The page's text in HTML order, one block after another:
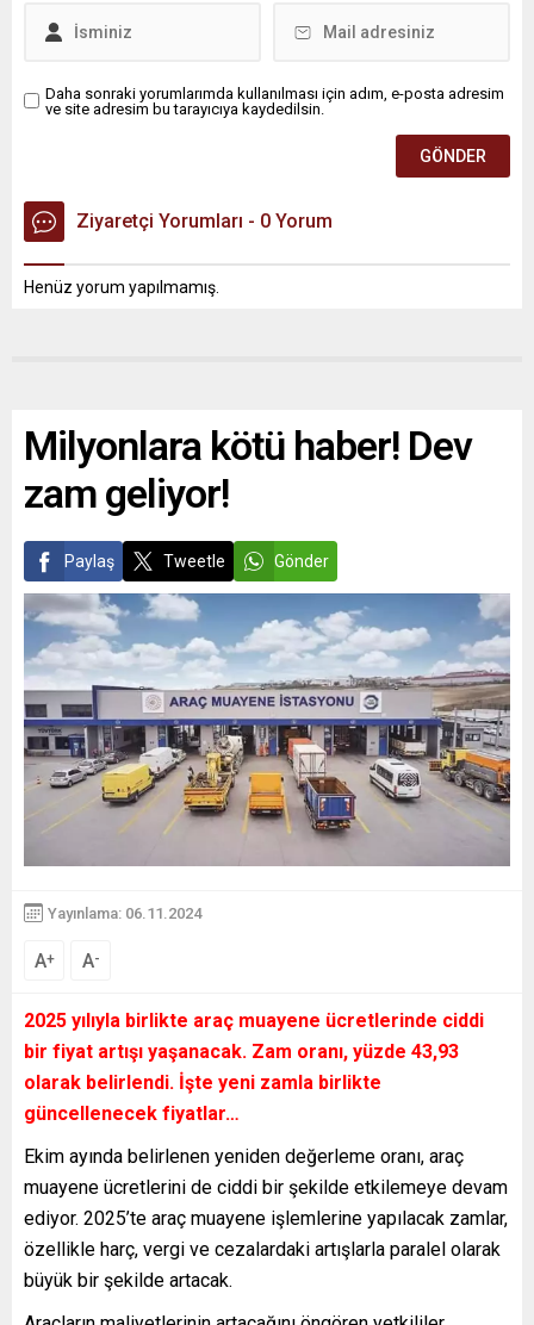
Daha sonraki yorumlarımda kullanılması için adım, e-posta adresim
ve site adresim bu tarayıcıya kaydedilsin.
Ziyaretçi Yorumları - 0 Yorum
Henüz yorum yapılmamış.
Milyonlara kötü haber! Dev
zam geliyor!
Paylaş Tweetle Gönder
Yayınlama: 06.11.2024
A+ A-
2025 yılıyla birlikte araç muayene ücretlerinde ciddi
bir fiyat artışı yaşanacak. Zam oranı, yüzde 43,93
olarak belirlendi. İşte yeni zamla birlikte
güncellenecek fiyatlar…
Ekim ayında belirlenen yeniden değerleme oranı, araç
muayene ücretlerini de ciddi bir şekilde etkilemeye devam
ediyor. 2025’te araç muayene işlemlerine yapılacak zamlar,
özellikle harç, vergi ve cezalardaki artışlarla paralel olarak
büyük bir şekilde artacak.